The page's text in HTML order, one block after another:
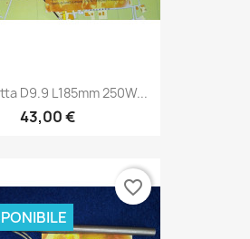
D9.9 L185mm 250W...
43,00 €
favorite_border